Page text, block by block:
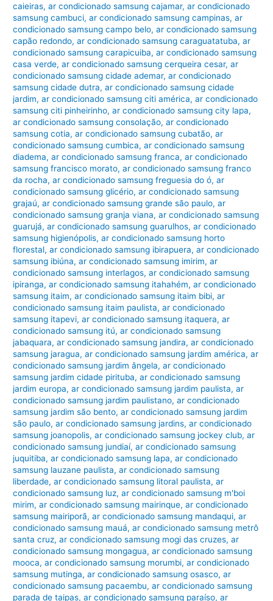
caieiras,ar condicionado samsung cajamar,ar condicionado
samsung cambuci,ar condicionado samsung campinas,ar
condicionado samsung campo belo,ar condicionado samsung
capão redondo,ar condicionado samsung caraguatatuba,ar
condicionado samsung carapicuiba,ar condicionado samsung
casa verde,ar condicionado samsung cerqueira cesar,ar
condicionado samsung cidade ademar,ar condicionado
samsung cidade dutra,ar condicionado samsung cidade
jardim,ar condicionado samsung citi américa,ar condicionado
samsung citi pinheirinho,ar condicionado samsung city lapa,
ar condicionado samsung consolação,ar condicionado
samsung cotia,ar condicionado samsung cubatão,ar
condicionado samsung cumbica,ar condicionado samsung
diadema,ar condicionado samsung franca,ar condicionado
samsung francisco morato,ar condicionado samsung franco
da rocha,ar condicionado samsung freguesia do ó,ar
condicionado samsung glicério,ar condicionado samsung
grajaú,ar condicionado samsung grande são paulo,ar
condicionado samsung granja viana,ar condicionado samsung
guarujá,ar condicionado samsung guarulhos,ar condicionado
samsung higienópolis,ar condicionado samsung horto
florestal,ar condicionado samsung ibirapuera,ar condicionado
samsung ibiúna,ar condicionado samsung imirim,ar
condicionado samsung interlagos,ar condicionado samsung
ipiranga,ar condicionado samsung itahahém,ar condicionado
samsung itaim,ar condicionado samsung itaim bibi,ar
condicionado samsung itaim paulista,ar condicionado
samsung itapevi,ar condicionado samsung itaquera,ar
condicionado samsung itú,ar condicionado samsung
jabaquara,ar condicionado samsung jandira,ar condicionado
samsung jaragua,ar condicionado samsung jardim américa,ar
condicionado samsung jardim ângela,ar condicionado
samsung jardim cidade pirituba,ar condicionado samsung
jardim europa,ar condicionado samsung jardim paulista,ar
condicionado samsung jardim paulistano,ar condicionado
samsung jardim são bento,ar condicionado samsung jardim
são paulo,ar condicionado samsung jardins,ar condicionado
samsung joanopolis,ar condicionado samsung jockey club,ar
condicionado samsung jundiaí,ar condicionado samsung
juquitiba,ar condicionado samsung lapa,ar condicionado
samsung lauzane paulista,ar condicionado samsung
liberdade,ar condicionado samsung litoral paulista,ar
condicionado samsung luz,ar condicionado samsung m'boi
mirim,ar condicionado samsung mairinque,ar condicionado
samsung mairiporã,ar condicionado samsung mandaqui,ar
condicionado samsung mauá,ar condicionado samsung metrô
santa cruz,ar condicionado samsung mogi das cruzes,ar
condicionado samsung mongagua,ar condicionado samsung
mooca,ar condicionado samsung morumbi,ar condicionado
samsung mutinga,ar condicionado samsung osasco,ar
condicionado samsung pacaembu,ar condicionado samsung
parada de taipas,ar condicionado samsung paraíso,ar